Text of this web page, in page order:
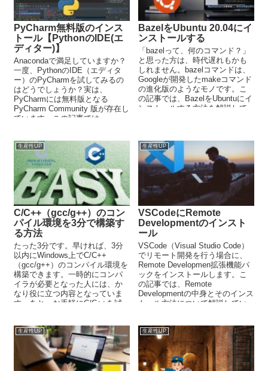
PyCharm無料版のインス
トール【PythonのIDE(エ
ディター)】
Anacondaで満足していますか？
一度、PythonのIDE（エディタ
ー）のPyCharmを試してみるの
はどうでしょうか？実は、
PyCharmには無料版となる
PyCharm Community 版が存在し
ています。この記事では、
す。
BazelをUbuntu 20.04にイ
ンストールする
「bazelって、何のコマンド？」
と思った方は、時代遅れもかも
しれません。bazelコマンドは、
Googleが開発したmakeコマンド
の進化版のようなモノです。こ
の記事では、BazelをUbuntuにイ
ンストールする方法を解説して
生産性UP
C/C++（gcc/g++）のコン
パイル環境を3分で構築す
る方法
たった3分です。早ければ、3分
以内にWindows上でC/C++
（gcc/g++）のコンパイル環境を
構築できます。一時的にコンパ
イラが必要となった人には、か
なり役に立つ内容となっていま
す。あと、お手軽にC/C++を試
生産性UP
VSCodeにRemote
Developmentのインスト
ール
VSCode（Visual Studio Code）
でリモート開発を行う場合に、
Remote Developmen拡張機能パ
ックをインストールします。こ
の記事では、Remote
Developmentの中身とそのインス
トール方法について解説してい
生産性UP 生産性UP